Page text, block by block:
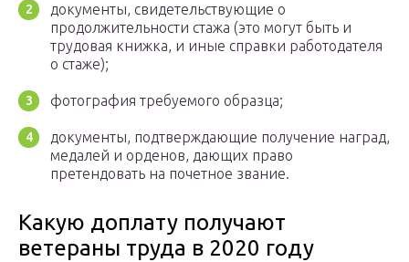
документы, свидетельствующие о
продолжительности стажа (это могут быть и
трудовая книжка, и иные справки работодателя
о стаже);
фотография требуемого образца;
документы, подтверждающие получение наград,
медалей и орденов, дающих право
претендовать на почетное звание.
Какую доплату получают
ветераны труда в 2020 году